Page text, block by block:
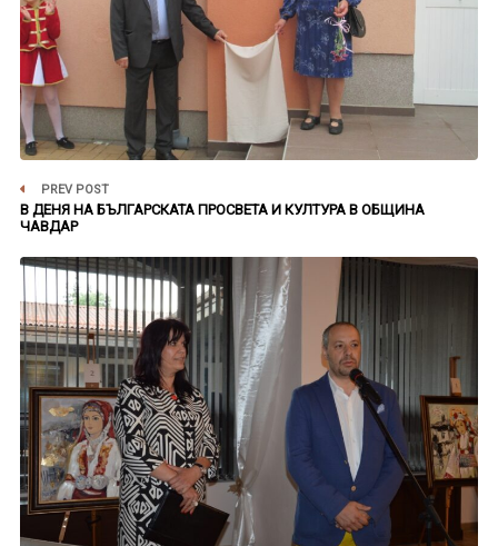
PREV POST
В ДЕНЯ НА БЪЛГАРСКАТА ПРОСВЕТА И КУЛТУРА В ОБЩИНА
ЧАВДАР